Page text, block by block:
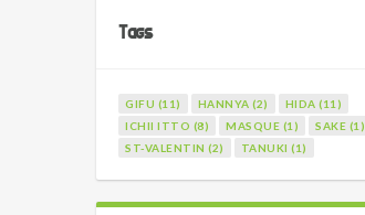
Tags
GIFU (11) HANNYA (2)
HIDA (11)
ICHII ITTO (8)
MASQUE (1)
SAKE (1)
ST-VALENTIN (2)
TANUKI (1)